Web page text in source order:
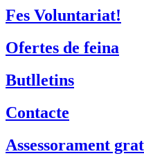
Fes Voluntariat!
Ofertes de feina
Butlletins
Contacte
Assessorament